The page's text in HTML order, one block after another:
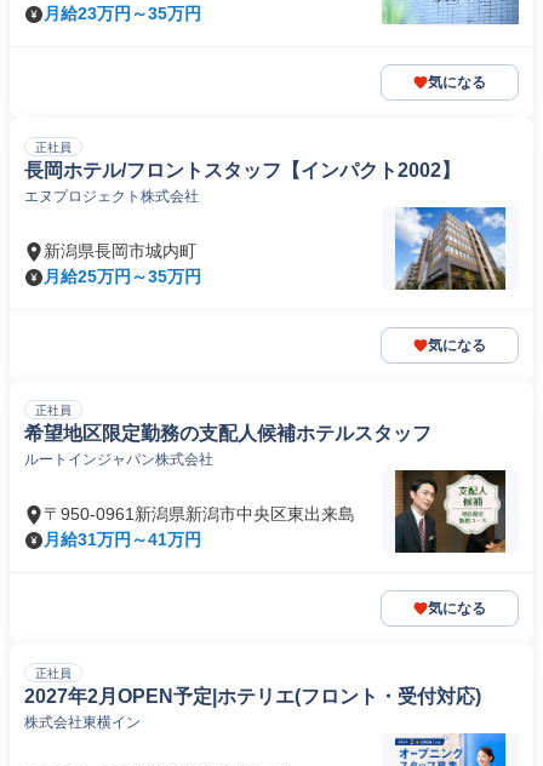
月給23万円～35万円
気になる
正社員
長岡ホテル/フロントスタッフ【インパクト2002】
エヌプロジェクト株式会社
新潟県長岡市城内町
月給25万円～35万円
気になる
正社員
希望地区限定勤務の支配人候補ホテルスタッフ
ルートインジャパン株式会社
〒950-0961新潟県新潟市中央区東出来島
月給31万円～41万円
気になる
正社員
2027年2月OPEN予定|ホテリエ(フロント・受付対応)
株式会社東横イン